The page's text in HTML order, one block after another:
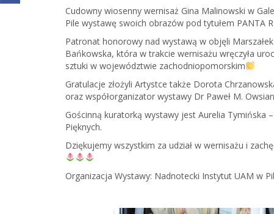
Cudowny wiosenny wernisaż Gina Malinowski w
Pile wystawę swoich obrazów pod tytułem PANTA
Patronat honorowy nad wystawą w objęli
Bańkowska, która w trakcie wernisażu wręczyła
sztuki w województwie zachodniopomorskim
Gratulacje złożyli Artystce także Dorota
oraz współorganizator wystawy Dr Paweł M.
Gościnną kuratorką wystawy jest Aurelia Tymińska
Pięknych.
Dziękujemy wszystkim za udział w wernisażu i
Organizacja Wystawy: Nadnotecki Instytut UAM w